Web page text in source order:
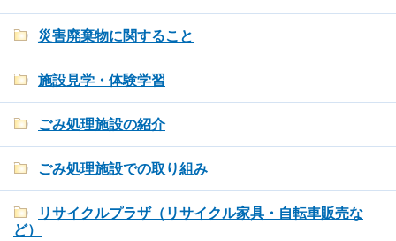
災害廃棄物に関すること
施設見学・体験学習
ごみ処理施設の紹介
ごみ処理施設での取り組み
リサイクルプラザ（リサイクル家具・自転車販売な
ど）